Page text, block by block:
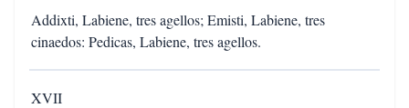
Addixti, Labiene, tres agellos; Emisti, Labiene, tres
cinaedos: Pedicas, Labiene, tres agellos.
XVII